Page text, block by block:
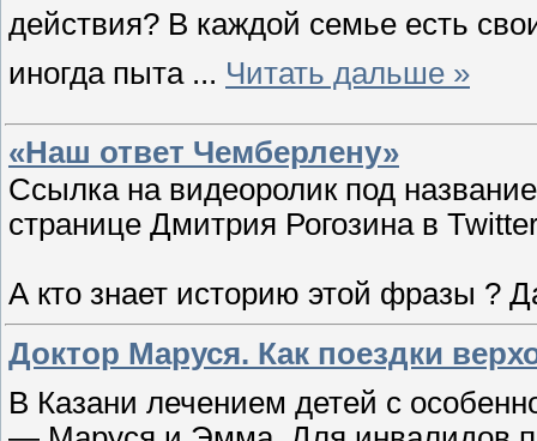
действия? В каждой семье есть
иногда пыта ... Читать дальше »
«Наш ответ Чемберлену»
Ссылка на видеоролик под
странице Дмитрия Рогозина в
А кто знает историю этой фразы ?
Доктор Маруся. Как поездки
В Казани лечением детей с